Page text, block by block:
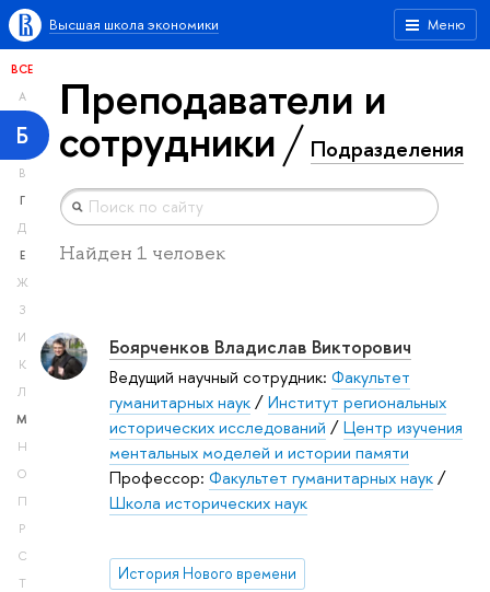
Меню
Высшая школа экономики
ВСЕ
А
Б
В
Г
Д
Е
Ж
З
И
К
Л
М
Н
О
П
Р
С
Т
Преподаватели и
сотрудники Подразделения
Найден 1 человек
Боярченков Владислав Викторович
Ведущий научный сотрудник: Факультет
гуманитарных наук/Институт региональных
исторических исследований /Центр изучения
ментальных моделей и истории памяти
Профессор: Факультет гуманитарных наук/
Школа исторических наук
История Нового времени